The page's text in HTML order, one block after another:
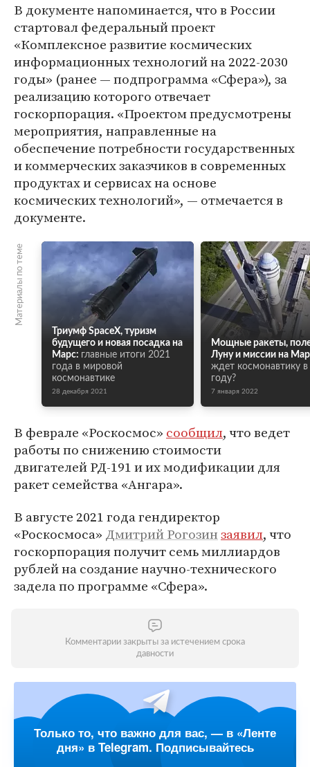
В документе напоминается, что в России
стартовал федеральный проект
«Комплексное развитие космических
информационных технологий на 2022-2030
годы» (ранее — подпрограмма «Сфера»), за
реализацию которого отвечает
госкорпорация. «Проектом предусмотрены
мероприятия, направленные на
обеспечение потребности государственных
и коммерческих заказчиков в современных
продуктах и сервисах на основе
космических технологий», — отмечается в
документе.
Материалы по теме
Триумф SpaceX, туризм
будущего и новая посадка на
Марс: главные итоги 2021
года в мировой
космонавтике
28 декабря 2021
Мощные ракеты,
Луну и миссии на
ждет космонавтику
году?
7 января 2022
В феврале «Роскосмос» сообщил, что ведет
работы по снижению стоимости
двигателей РД-191 и их модификации для
ракет семейства «Ангара».
В августе 2021 года гендиректор
«Роскосмоса» Дмитрий Рогозинзаявил, что
госкорпорация получит семь миллиардов
рублей на создание научно-технического
задела по программе «Сфера».
Комментарии закрыты за истечением срока
давности
Только то, что важно для вас, — в «Ленте
дня» в Telegram. Подписывайтесь